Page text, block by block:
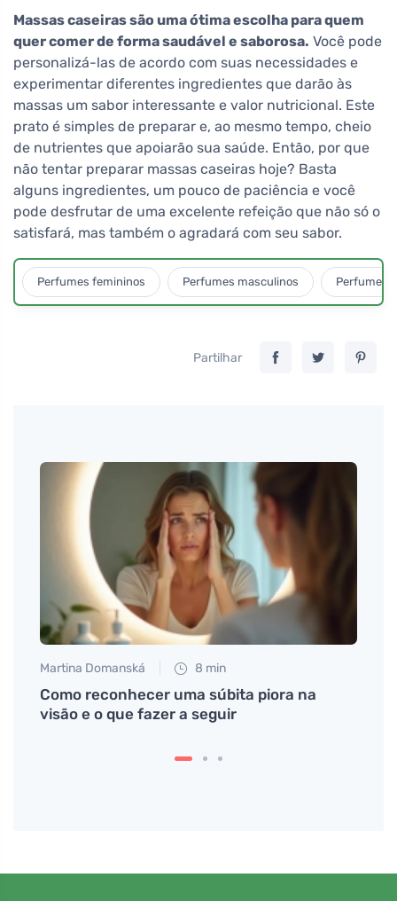
Massas caseiras são uma ótima escolha para quem
quer comer de forma saudável e saborosa. Você pode
personalizá-las de acordo com suas necessidades e
experimentar diferentes ingredientes que darão às
massas um sabor interessante e valor nutricional. Este
prato é simples de preparar e, ao mesmo tempo, cheio
de nutrientes que apoiarão sua saúde. Então, por que
não tentar preparar massas caseiras hoje? Basta
alguns ingredientes, um pouco de paciência e você
pode desfrutar de uma excelente refeição que não só o
satisfará, mas também o agradará com seu sabor.
Perfumes femininos Perfumes masculinos Perfumes
Partilhar
Martina Domanská 8 min
Como reconhecer uma súbita piora na
visão e o que fazer a seguir